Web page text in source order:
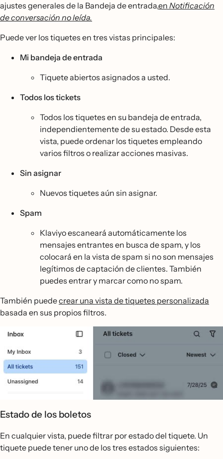
ajustes generales de la Bandeja de entrada,en Notificación
de conversación no leída.
Puede ver los tiquetes en tres vistas principales:
Mi bandeja de entrada
Tiquete abiertos asignados a usted.
Todos los tickets
Todos los tiquetes en su bandeja de entrada,
independientemente de su estado. Desde esta
vista, puede ordenar los tiquetes empleando
varios filtros o realizar acciones masivas.
Sin asignar
Nuevos tiquetes aún sin asignar.
Spam
Klaviyo escaneará automáticamente los
mensajes entrantes en busca de spam, y los
colocará en la vista de spam si no son mensajes
legítimos de captación de clientes. También
puedes entrar y marcar como no spam.
También puedecrear una vista de tiquetes personalizada
basada en sus propios filtros.
Estado de los boletos
En cualquier vista, puede filtrar por estado del tiquete. Un
tiquete puede tener uno de los tres estados siguientes: